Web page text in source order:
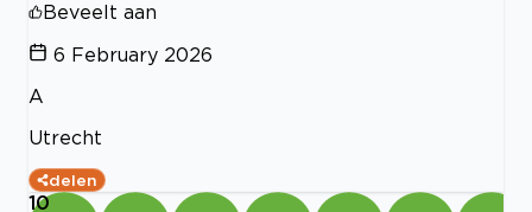
Beveelt aan
6 February 2026
A
Utrecht
delen
10